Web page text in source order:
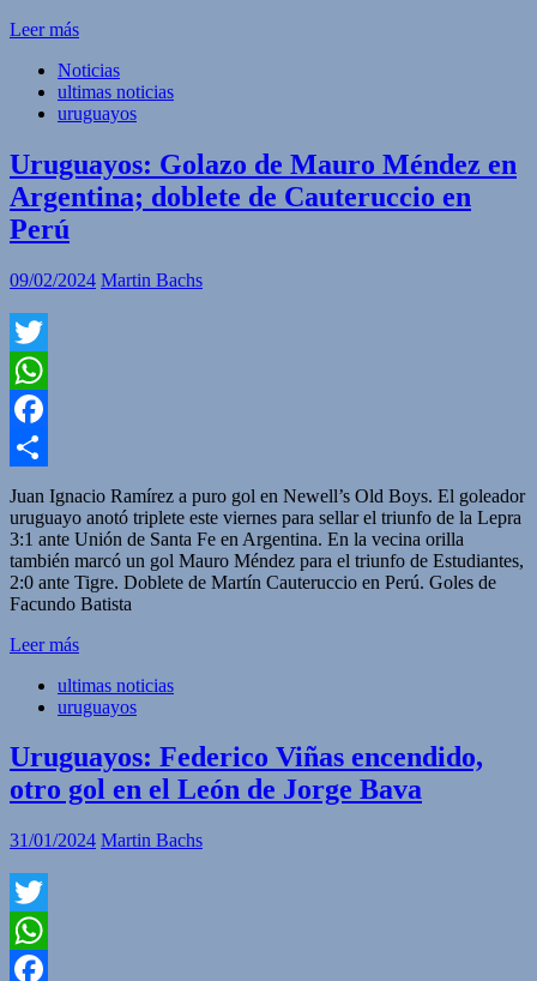
Leer más
Noticias
ultimas noticias
uruguayos
Uruguayos: Golazo de Mauro Méndez en
Argentina; doblete de Cauteruccio en
Perú
09/02/2024 Martin Bachs
Twitter
WhatsApp
Facebook
Compartir
Juan Ignacio Ramírez a puro gol en Newell’s Old Boys. El goleador
uruguayo anotó triplete este viernes para sellar el triunfo de la Lepra
3:1 ante Unión de Santa Fe en Argentina. En la vecina orilla
también marcó un gol Mauro Méndez para el triunfo de Estudiantes,
2:0 ante Tigre. Doblete de Martín Cauteruccio en Perú. Goles de
Facundo Batista
Leer más
ultimas noticias
uruguayos
Uruguayos: Federico Viñas encendido,
otro gol en el León de Jorge Bava
31/01/2024 Martin Bachs
Twitter
WhatsApp